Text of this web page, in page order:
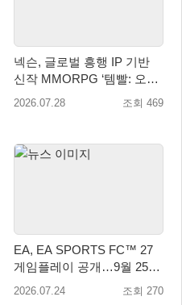
넥슨, 글로벌 흥행 IP 기반
신작 MMORPG ‘템빨: 오버
기어드’ 타이틀명 확정!
2026.07.28 조회 469
EA, EA SPORTS FC™ 27
게임플레이 공개…9월 25일
전 세계 출시
2026.07.24 조회 270